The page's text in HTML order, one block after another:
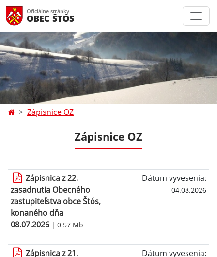
Oficiálne stránky
OBEC ŠTÓS
Zápisnice OZ
Zápisnice OZ
Zápisnica z 22.
zasadnutia Obecného
zastupiteľstva obce Štós,
konaného dňa
08.07.2026 | 0.57 Mb
Dátum vyvesenia:
04.08.2026
Zápisnica z 21.
Dátum vyvesenia: